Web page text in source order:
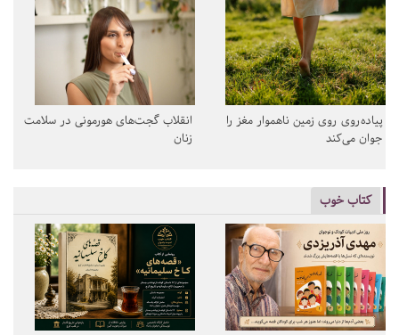
پیاده‌روی روی زمین ناهموار مغز را
جوان می‌کند
انقلاب گجت‌های هورمونی در سلامت
زنان
کتاب خوب